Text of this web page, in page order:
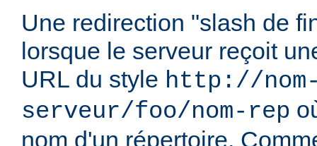
Une redirection "slash de
lorsque le serveur reçoit
URL du style http://
serveur/foo/nom-rep
nom d'un répertoire.